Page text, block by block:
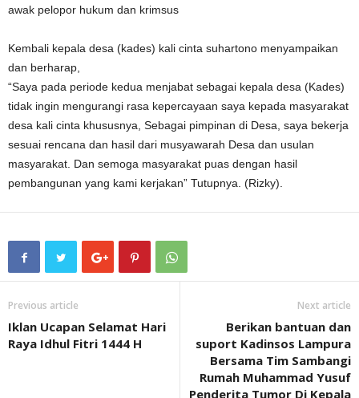
awak pelopor hukum dan krimsus
Kembali kepala desa (kades) kali cinta suhartono menyampaikan
dan berharap,
“Saya pada periode kedua menjabat sebagai kepala desa (Kades)
tidak ingin mengurangi rasa kepercayaan saya kepada masyarakat
desa kali cinta khususnya, Sebagai pimpinan di Desa, saya bekerja
sesuai rencana dan hasil dari musyawarah Desa dan usulan
masyarakat. Dan semoga masyarakat puas dengan hasil
pembangunan yang kami kerjakan” Tutupnya. (Rizky).
Previous article
Iklan Ucapan Selamat Hari
Raya Idhul Fitri 1444 H
Next article
Berikan bantuan dan
suport Kadinsos Lampura
Bersama Tim Sambangi
Rumah Muhammad Yusuf
Penderita Tumor Di Kepala